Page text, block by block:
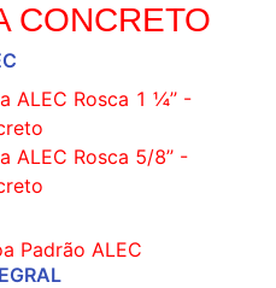
CONCRETO
ALEC Rosca 1 ¼’’ -
ALEC Rosca 5/8’’ -
Padrão ALEC